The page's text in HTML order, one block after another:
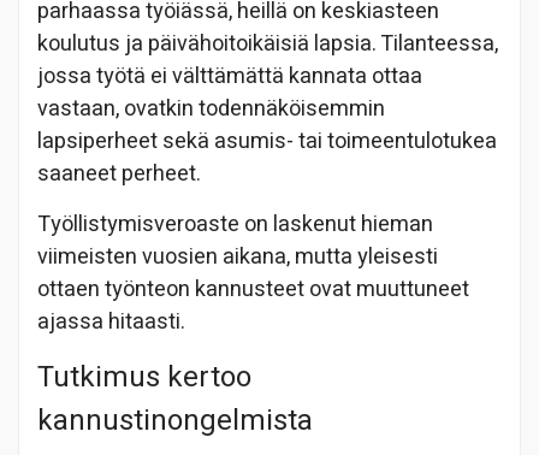
parhaassa työiässä, heillä on keskiasteen
koulutus ja päivähoitoikäisiä lapsia. Tilanteessa,
jossa työtä ei välttämättä kannata ottaa
vastaan, ovatkin todennäköisemmin
lapsiperheet sekä asumis- tai toimeentulotukea
saaneet perheet.
Työllistymisveroaste on laskenut hieman
viimeisten vuosien aikana, mutta yleisesti
ottaen työnteon kannusteet ovat muuttuneet
ajassa hitaasti.
Tutkimus kertoo
kannustinongelmista